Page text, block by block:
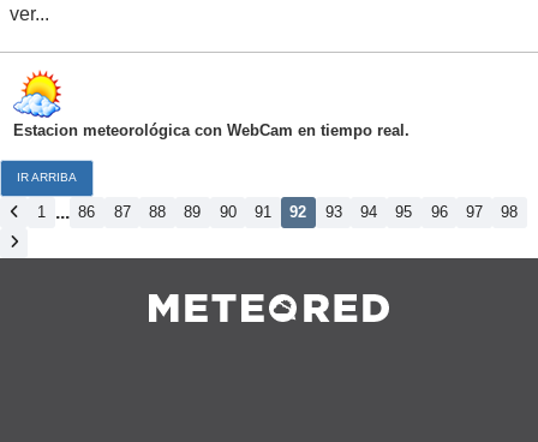
ver...
Estacion meteorológica con WebCam en tiempo real.
IR ARRIBA
1 ... 86 87 88 89 90 91 92 93 94 95 96 97 98